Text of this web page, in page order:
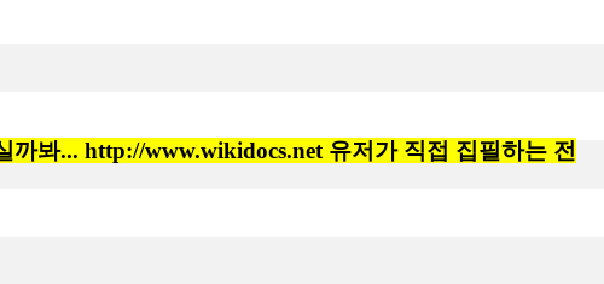
봐... http://www.wikidocs.net 유저가 직접 집필하는 전